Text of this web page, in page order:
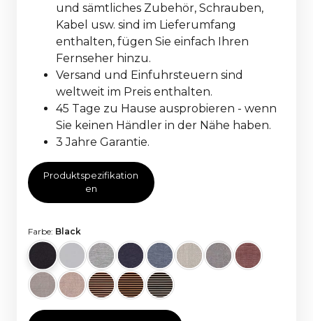
und sämtliches Zubehör, Schrauben,
Kabel usw. sind im Lieferumfang
enthalten, fügen Sie einfach Ihren
Fernseher hinzu.
Versand und Einfuhrsteuern sind
weltweit im Preis enthalten.
45 Tage zu Hause ausprobieren - wenn
Sie keinen Händler in der Nähe haben.
3 Jahre Garantie.
Produktspezifikation
en
Farbe: Black